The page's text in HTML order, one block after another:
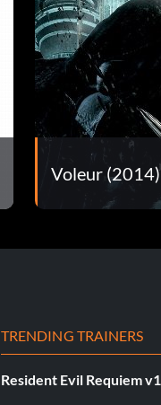
Voleur (2014)
TRENDING TRAINERS
Resident Evil Requiem